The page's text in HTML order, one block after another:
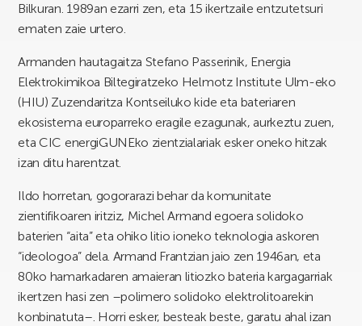
Bilkuran. 1989an ezarri zen, eta 15 ikertzaile entzutetsuri
ematen zaie urtero.
Armanden hautagaitza Stefano Passerinik, Energia
Elektrokimikoa Biltegiratzeko Helmotz Institute Ulm-eko
(HIU) Zuzendaritza Kontseiluko kide eta bateriaren
ekosistema europarreko eragile ezagunak, aurkeztu zuen,
eta CIC energiGUNEko zientzialariak esker oneko hitzak
izan ditu harentzat.
Ildo horretan, gogorarazi behar da komunitate
zientifikoaren iritziz, Michel Armand egoera solidoko
baterien “aita” eta ohiko litio ioneko teknologia askoren
“ideologoa” dela. Armand Frantzian jaio zen 1946an, eta
80ko hamarkadaren amaieran litiozko bateria kargagarriak
ikertzen hasi zen –polimero solidoko elektrolitoarekin
konbinatuta–. Horri esker, besteak beste, garatu ahal izan